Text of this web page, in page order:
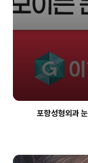
포항성형외과